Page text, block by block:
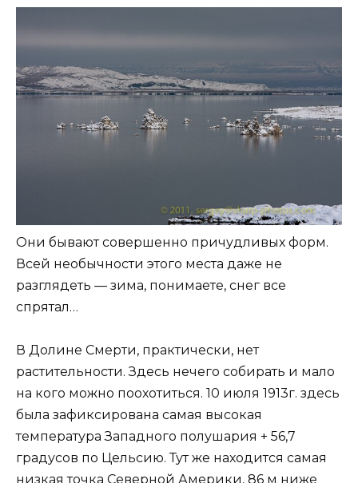
Они бывают совершенно причудливых форм.
Всей необычности этого места даже не
разглядеть — зима, понимаете, снег все
спрятал…
В Долине Смерти, практически, нет
растительности. Здесь нечего собирать и мало
на кого можно поохотиться. 10 июля 1913г. здесь
была зафиксирована самая высокая
температура Западного полушария + 56,7
градусов по Цельсию. Тут же находится самая
низкая точка Северной Америки, 86 м ниже